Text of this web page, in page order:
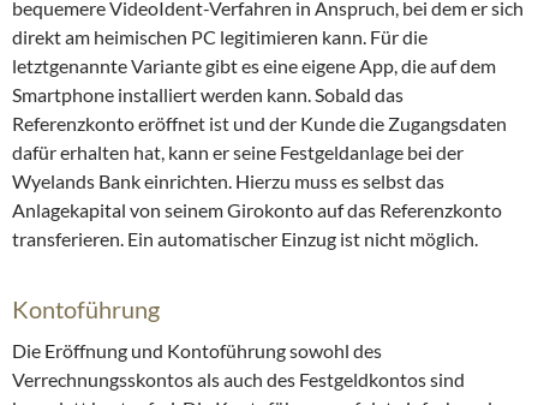
bequemere VideoIdent-Verfahren in Anspruch, bei dem er sich
direkt am heimischen PC legitimieren kann. Für die
letztgenannte Variante gibt es eine eigene App, die auf dem
Smartphone installiert werden kann. Sobald das
Referenzkonto eröffnet ist und der Kunde die Zugangsdaten
dafür erhalten hat, kann er seine Festgeldanlage bei der
Wyelands Bank einrichten. Hierzu muss es selbst das
Anlagekapital von seinem Girokonto auf das Referenzkonto
transferieren. Ein automatischer Einzug ist nicht möglich.
Kontoführung
Die Eröffnung und Kontoführung sowohl des
Verrechnungsskontos als auch des Festgeldkontos sind